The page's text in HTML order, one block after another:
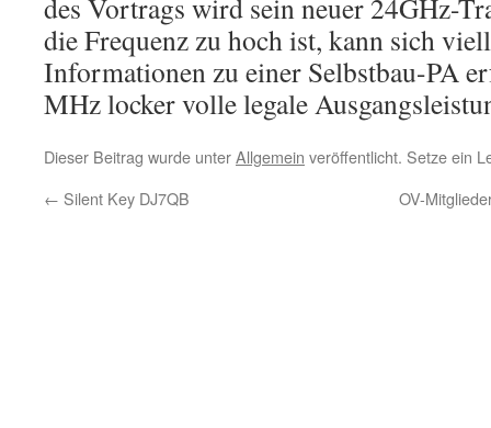
des Vortrags wird sein neuer 24GHz-
die Frequenz zu hoch ist, kann sich
Informationen zu einer Selbstbau-PA
MHz locker volle legale
Dieser Beitrag wurde unterAllgemein veröffentlicht. Setze ein
← Silent Key DJ7QB OV-